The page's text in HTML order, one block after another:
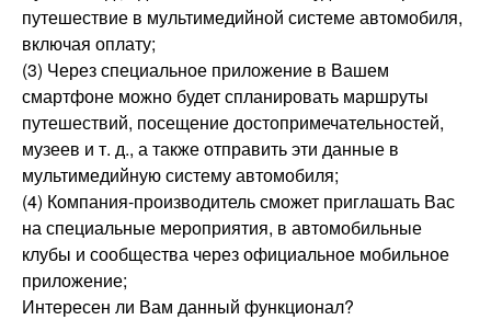
путешествие в мультимедийной системе автомобиля,
включая оплату;
(3) Через специальное приложение в Вашем
смартфоне можно будет спланировать маршруты
путешествий, посещение достопримечательностей,
музеев и т. д., а также отправить эти данные в
мультимедийную систему автомобиля;
(4) Компания-производитель сможет приглашать Вас
на специальные мероприятия, в автомобильные
клубы и сообщества через официальное мобильное
приложение;
Интересен ли Вам данный функционал?